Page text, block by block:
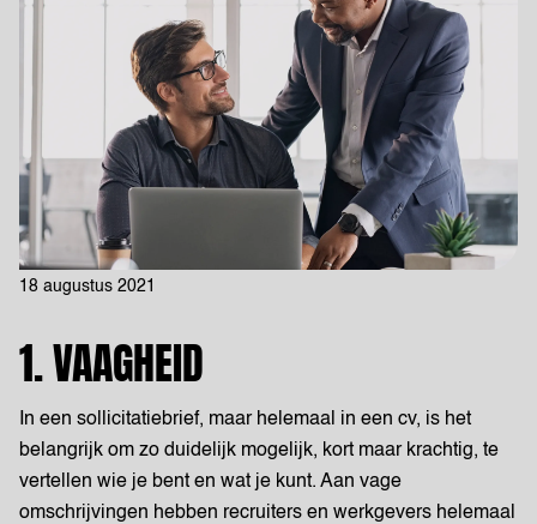
18 augustus 2021
1. VAAGHEID
In een sollicitatiebrief, maar helemaal in een cv, is het
belangrijk om zo duidelijk mogelijk, kort maar krachtig, te
vertellen wie je bent en wat je kunt. Aan vage
omschrijvingen hebben recruiters en werkgevers helemaal